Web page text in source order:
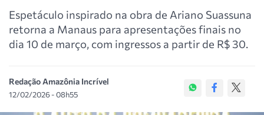
Espetáculo inspirado na obra de Ariano Suassuna
retorna a Manaus para apresentações finais no
dia 10 de março, com ingressos a partir de R$ 30.
Redação Amazônia Incrível
12/02/2026 - 08h55